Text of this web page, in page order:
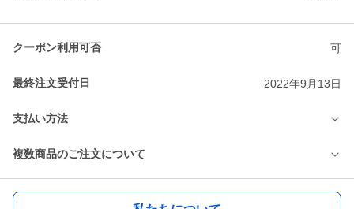
クーポン利用可否 可
最終注文受付日 2022年9月13日
支払い方法
複数商品のご注文について